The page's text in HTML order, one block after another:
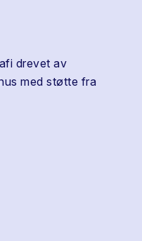
drevet av
med støtte fra